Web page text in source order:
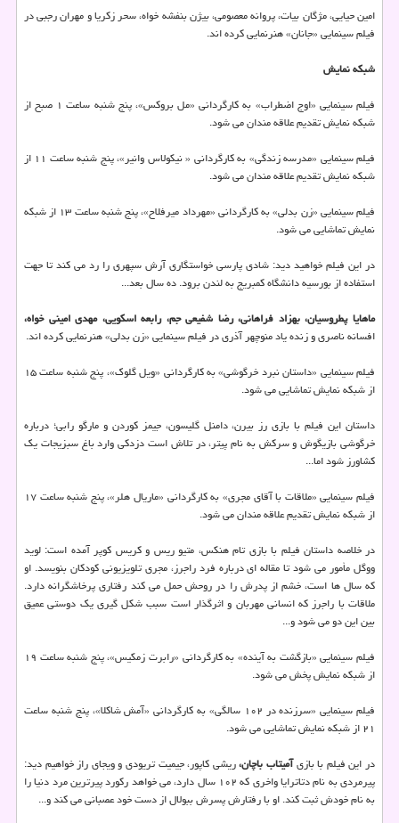
امین حیایی، مژگان بیات، پروانه معصومی، بیژن بنفشه خواه، سحر زکریا و مهران رجبی در
فیلم سینمایی «جانان» هنرنمایی کرده اند.
شبکه نمایش
فیلم سینمایی «اوج اضطراب» به کارگردانی «مل بروکس»، پنج شنبه ساعت ۱ صبح از
شبکه نمایش تقدیم علاقه مندان می شود.
فیلم سینمایی «مدرسه زندگی» به کارگردانی « نیکولاس وانیر»، پنج شنبه ساعت ۱۱ از
شبکه نمایش تقدیم علاقه مندان می شود.
فیلم سینمایی «زن بدلی» به کارگردانی «مهرداد میرفلاح»، پنج شنبه ساعت ۱۳ از شبکه
نمایش تماشایی می شود.
در این فیلم خواهید دید: شادی پارسی خواستگاری آرش سپهری را رد می کند تا جهت
استفاده از بورسیه دانشگاه کمبریج به لندن برود. ده سال بعد...
ماهایا پطروسیان، بهزاد فراهانی، رضا شفیعی جم، رابعه اسکویی، مهدی امینی خواه،
افسانه ناصری و زنده یاد منوچهر آذری در فیلم سینمایی «زن بدلی» هنرنمایی کرده اند.
فیلم سینمایی «داستان نبرد خرگوشی» به کارگردانی «ویل گلوک»، پنج شنبه ساعت ۱۵
از شبکه نمایش تماشایی می شود.
داستان این فیلم با بازی رز بیرن، دامنل گلیسون، جیمز کوردن و مارگو رابی؛ درباره
خرگوشی بازیگوش و سرکش به نام پیتر، در تلاش است دزدکی وارد باغ سبزیجات یک
کشاورز شود اما...
فیلم سینمایی «ملاقات با آقای مجری» به کارگردانی «ماریال هلر»، پنج شنبه ساعت ۱۷
از شبکه نمایش تقدیم علاقه مندان می شود.
در خلاصه داستان فیلم با بازی تام هنکس، متیو ریس و کریس کوپر آمده است: لوید
ووگل مأمور می شود تا مقاله ای درباره فرد راجرز، مجری تلویزیونی کودکان بنویسد. او
که سال ها است، خشم از پدرش را در روحش حمل می کند رفتاری پرخاشگرانه دارد.
ملاقات با راجرز که انسانی مهربان و اثرگذار است سبب شکل گیری یک دوستی عمیق
بین این دو می شود و...
فیلم سینمایی «بازگشت به آینده» به کارگردانی «رابرت زمکیس»، پنج شنبه ساعت ۱۹
از شبکه نمایش پخش می شود.
فیلم سینمایی «سرزنده در ۱۰۲ سالگی» به کارگردانی «آمش شاکلا»، پنج شنبه ساعت
۲۱ از شبکه نمایش تماشایی می شود.
در این فیلم با بازیآمیتاب باچان،ریشی کاپور، جیمیت تریودی و ویجای راز خواهیم دید:
پیرمردی به نام دتاترایا واخری که ۱۰۲ سال دارد، می خواهد رکورد پیرترین مرد دنیا را
به نام خودش ثبت کند. او با رفتارش پسرش ببولال از دست خود عصبانی می کند و...